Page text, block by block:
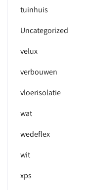
tuinhuis
Uncategorized
velux
verbouwen
vloerisolatie
wat
wedeflex
wit
xps